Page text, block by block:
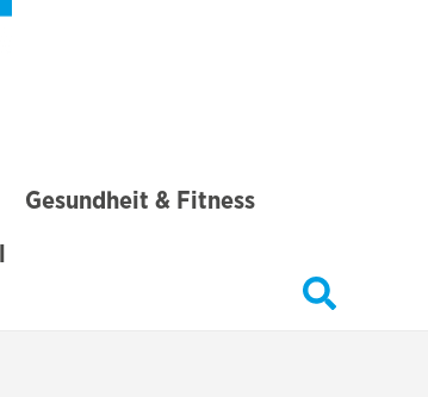
Gesundheit & Fitness